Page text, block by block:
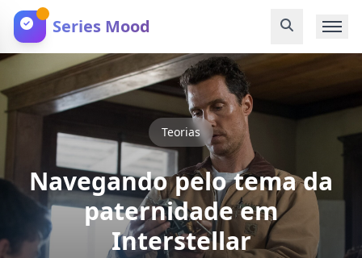
Series Mood
Teorias
Navegando pelo tema da
paternidade em
Interstellar